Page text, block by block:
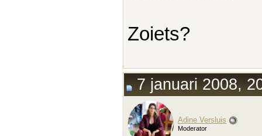
Zoiets?
7 januari 2008,
Adine Versluis
Moderator